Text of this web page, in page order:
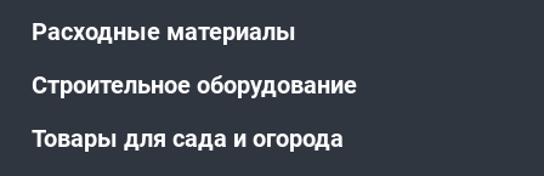
Расходные материалы
Строительное оборудование
Товары для сада и огорода